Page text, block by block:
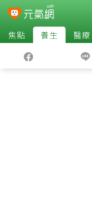
焦點 養生 醫療